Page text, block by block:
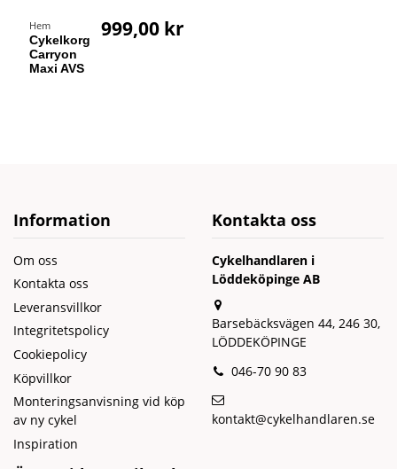
Hem
Cykelkorg
Carryon
Maxi AVS
999,00 kr
Information
Om oss
Kontakta oss
Leveransvillkor
Integritetspolicy
Cookiepolicy
Köpvillkor
Monteringsanvisning vid köp
av ny cykel
Inspiration
Kontakta oss
Cykelhandlaren i
Löddeköpinge AB
Barsebäcksvägen 44, 246 30,
LÖDDEKÖPINGE
046-70 90 83
kontakt@cykelhandlaren.se